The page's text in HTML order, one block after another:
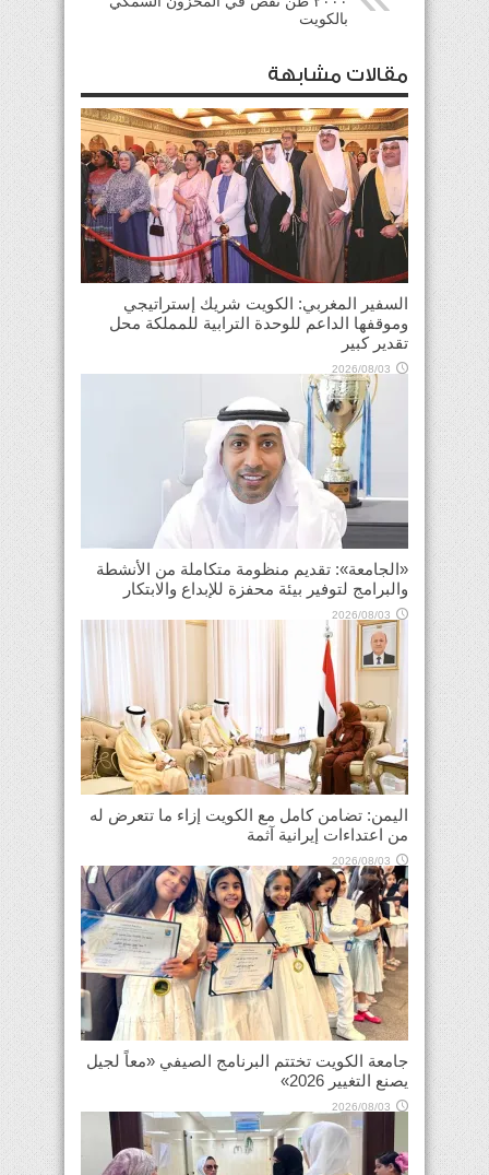
بالكويت
مقالات مشابهة
السفير المغربي: الكويت شريك إستراتيجي
وموقفها الداعم للوحدة الترابية للمملكة محل
تقدير كبير
2026/08/03
«الجامعة»: تقديم منظومة متكاملة من الأنشطة
والبرامج لتوفير بيئة محفزة للإبداع والابتكار
2026/08/03
اليمن: تضامن كامل مع الكويت إزاء ما تتعرض له
من اعتداءات إيرانية آثمة
2026/08/03
جامعة الكويت تختتم البرنامج الصيفي «معاً لجيل
يصنع التغيير 2026»
2026/08/03